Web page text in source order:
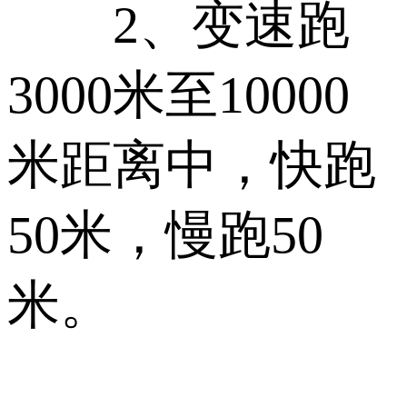
2、变速跑
3000米至10000
米距离中，快跑
50米，慢跑50
米。